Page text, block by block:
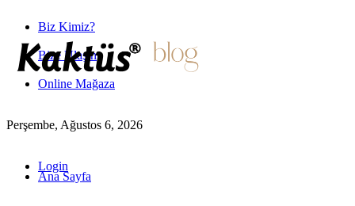
Biz Kimiz?
Bize Ulaşın
Online Mağaza
Perşembe, Ağustos 6, 2026
Login
Ana Sayfa